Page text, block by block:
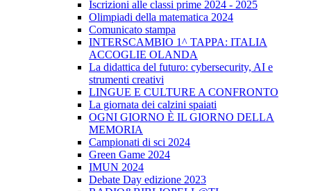
Iscrizioni alle classi prime 2024 - 2025
Olimpiadi della matematica 2024
Comunicato stampa
INTERSCAMBIO 1^ TAPPA: ITALIA
ACCOGLIE OLANDA
La didattica del futuro: cybersecurity, AI e
strumenti creativi
LINGUE E CULTURE A CONFRONTO
La giornata dei calzini spaiati
OGNI GIORNO È IL GIORNO DELLA
MEMORIA
Campionati di sci 2024
Green Game 2024
IMUN 2024
Debate Day edizione 2023